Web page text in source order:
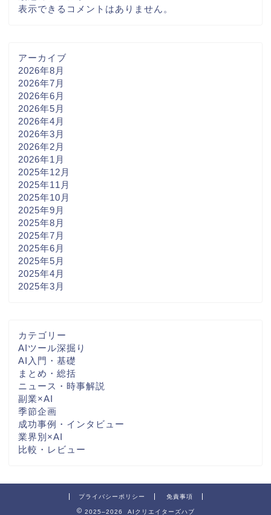
表示できるコメントはありません。
アーカイブ
2026年8月
2026年7月
2026年6月
2026年5月
2026年4月
2026年3月
2026年2月
2026年1月
2025年12月
2025年11月
2025年10月
2025年9月
2025年8月
2025年7月
2025年6月
2025年5月
2025年4月
2025年3月
カテゴリー
AIツール深掘り
AI入門・基礎
まとめ・総括
ニュース・時事解説
副業×AI
季節企画
成功事例・インタビュー
業界別×AI
比較・レビュー
プライバシーポリシー 免責事項
2025–2026 AIクリエイターズハブ